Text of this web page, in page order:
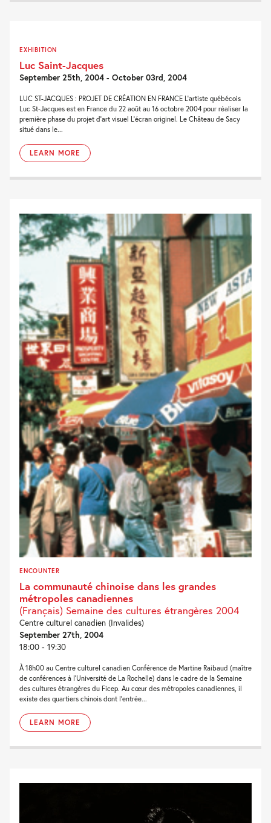
EXHIBITION
Luc Saint-Jacques
September 25th, 2004 - October 03rd, 2004
LUC ST-JACQUES : PROJET DE CRÉATION EN FRANCE L’artiste québécois
Luc St-Jacques est en France du 22 août au 16 octobre 2004 pour réaliser la
première phase du projet d’art visuel L’écran originel. Le Château de Sacy
situé dans le...
LEARN MORE
ENCOUNTER
La communauté chinoise dans les grandes
métropoles canadiennes
(Français) Semaine des cultures étrangères 2004
Centre culturel canadien (Invalides)
September 27th, 2004
18:00 - 19:30
À 18h00 au Centre culturel canadien Conférence de Martine Raibaud (maître
de conférences à l’Université de La Rochelle) dans le cadre de la Semaine
des cultures étrangères du Ficep. Au cœur des métropoles canadiennes, il
existe des quartiers chinois dont l’entrée...
LEARN MORE